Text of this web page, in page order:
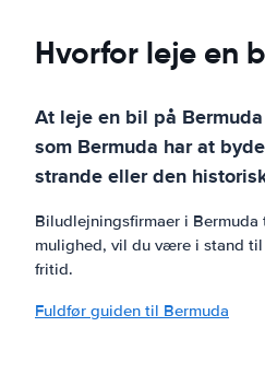
Hvorfor leje en
At leje en bil på
som Bermuda har at
strande eller den
Biludlejningsfirmaer i
mulighed, vil du være i stand
fritid.
Fuldfør guiden til Bermuda